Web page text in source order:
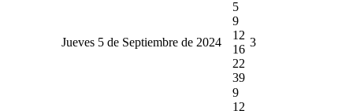
Jueves 5 de Septiembre de 2024
5
9
12
16
22
39
3
9
12